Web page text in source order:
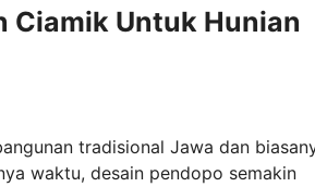
Ciamik Untuk Hunian
tradisional Jawa dan
waktu, desain pendopo semakin